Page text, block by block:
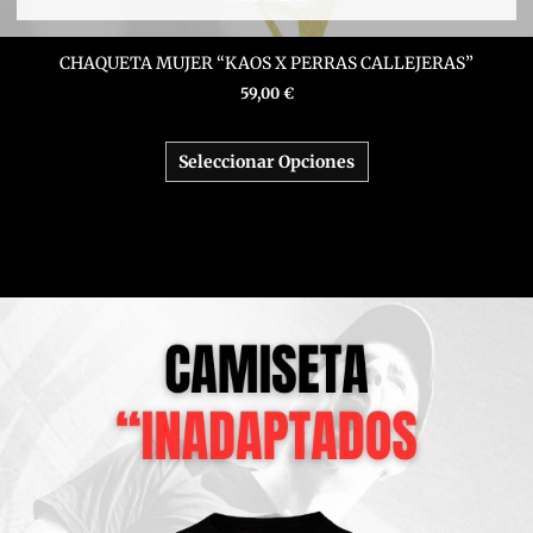
CHAQUETA MUJER “KAOS X PERRAS CALLEJERAS”
59,00 €
Seleccionar Opciones
Este
producto
tiene
múltiples
variantes.
Las
opciones